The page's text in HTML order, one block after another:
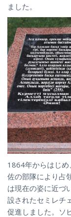
ました。
1864年からはじ
佐の部隊により占
は現在の姿に近づ
設されたセミレチ
促進しました。ソ